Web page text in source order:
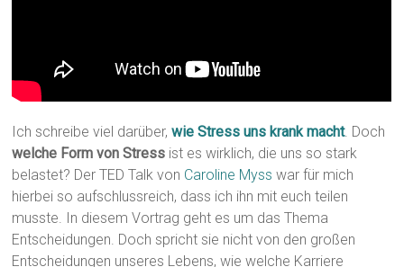
Ich schreibe viel darüber,wie Stress uns krank macht. Doch
welche Form von Stress ist es wirklich, die uns so stark
belastet? Der TED Talk von Caroline Myss war für mich
hierbei so aufschlussreich, dass ich ihn mit euch teilen
musste. In diesem Vortrag geht es um das Thema
Entscheidungen. Doch spricht sie nicht von den großen
Entscheidungen unseres Lebens, wie welche Karriere